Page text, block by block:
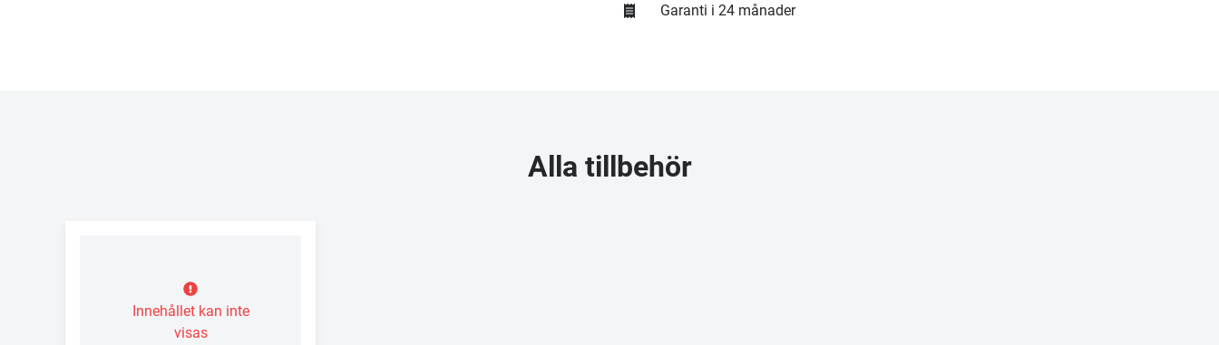
Garanti i 24 månader
Alla tillbehör
Innehållet kan inte
visas